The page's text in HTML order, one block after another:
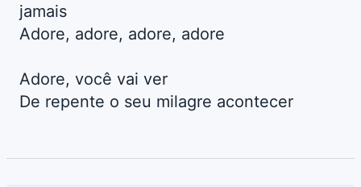
jamais
Adore, adore, adore, adore
Adore, você vai ver
De repente o seu milagre acontecer